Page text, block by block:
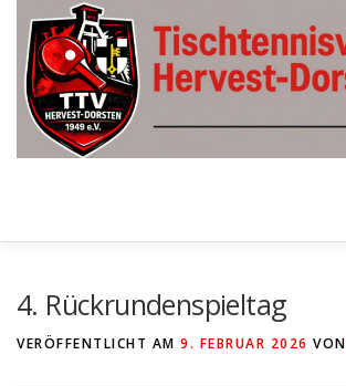
Inhalt
springen
4. Rückrundenspieltag
VERÖFFENTLICHT AM 9. FEBRUAR 2026 VON